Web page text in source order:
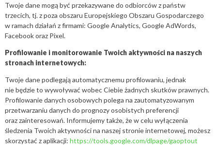
Twoje dane mogą być przekazywane do odbiorców z państw
trzecich, tj. z poza obszaru Europejskiego Obszaru Gospodarczego
w ramach działań z firmami: Google Analytics, Google AdWords,
Facebook oraz Pixel.
Profilowanie i monitorowanie Twoich aktywności na naszych
stronach internetowych:
Twoje dane podlegają automatycznemu profilowaniu, jednak
nie będzie to wywoływać wobec Ciebie żadnych skutków prawnych.
Profilowanie danych osobowych polega na zautomatyzowanym
przetwarzaniu danych do prognozy osobistych preferencji
oraz zainteresowań. Informujemy także, że w celu wyłączenia
śledzenia Twoich aktywności na naszej stronie internetowej, możesz
skorzystać z aplikacji: https://tools.google.com/dlpage/gaoptout